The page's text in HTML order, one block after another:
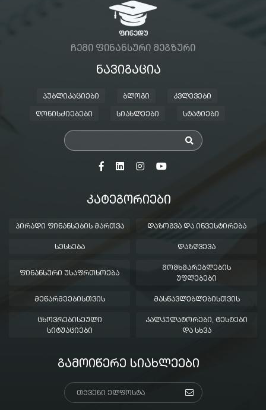
ᲩᲔᲛᲘ ᲤᲘᲜᲐᲜᲡᲣᲠᲘ ᲛᲔᲒᲖᲣᲠᲘ
ᲜᲐᲕᲘᲒᲐᲪᲘᲐ
ᲞᲣᲑᲚᲘᲙᲐᲪᲘᲔᲑᲘ ᲑᲚᲝᲒᲘ ᲙᲕᲚᲔᲕᲔᲑᲘ
ᲦᲝᲜᲘᲡᲫᲘᲔᲑᲔᲑᲘ ᲡᲘᲐᲮᲚᲔᲔᲑᲘ ᲡᲢᲐᲢᲘᲔᲑᲘ
ᲙᲐᲢᲔᲒᲝᲠᲘᲔᲑᲘ
ᲞᲘᲠᲐᲓᲘ ᲤᲘᲜᲐᲜᲡᲔᲑᲘᲡ ᲛᲐᲠᲗᲕᲐ ᲓᲐᲖᲝᲒᲕᲐ ᲓᲐ ᲘᲜᲕᲔᲡᲢᲘᲠᲔᲑᲐ
ᲡᲔᲡᲮᲔᲑᲐ ᲓᲐᲖᲦᲕᲔᲕᲐ
ᲤᲘᲜᲐᲜᲡᲣᲠᲘ ᲣᲡᲐᲤᲠᲗᲮᲝᲔᲑᲐ
ᲛᲝᲛᲮᲛᲐᲠᲔᲑᲚᲔᲑᲘᲡ
ᲣᲤᲚᲔᲑᲔᲑᲘ
ᲛᲔᲬᲐᲠᲛᲔᲔᲑᲘᲡᲗᲕᲘᲡ ᲛᲐᲡᲬᲐᲕᲚᲔᲑᲚᲔᲑᲘᲡᲗᲕᲘᲡ
ᲪᲮᲝᲕᲠᲔᲑᲘᲡᲔᲣᲚᲘ
ᲡᲘᲢᲣᲐᲪᲘᲔᲑᲘ
ᲙᲐᲚᲙᲣᲚᲐᲢᲝᲠᲔᲑᲘ, ᲢᲔᲡᲢᲔᲑᲘ
ᲓᲐ ᲡᲮᲕᲐ
ᲒᲐᲛᲝᲘᲬᲔᲠᲔ ᲡᲘᲐᲮᲚᲔᲔᲑᲘ